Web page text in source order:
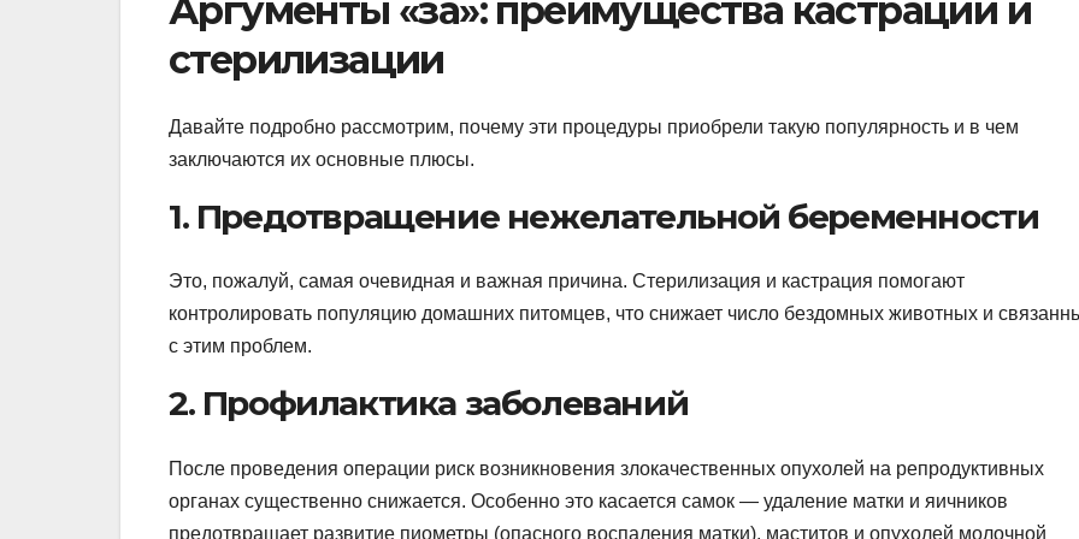
Аргументы «за»: преимущества кастрации и
стерилизации
Давайте подробно рассмотрим, почему эти процедуры приобрели такую популярность и в чем
заключаются их основные плюсы.
1. Предотвращение нежелательной беременности
Это, пожалуй, самая очевидная и важная причина. Стерилизация и кастрация помогают
контролировать популяцию домашних питомцев, что снижает число бездомных животных и
с этим проблем.
2. Профилактика заболеваний
После проведения операции риск возникновения злокачественных опухолей на репродуктивных
органах существенно снижается. Особенно это касается самок — удаление матки и яичников
предотвращает развитие пиометры (опасного воспаления матки), маститов и опухолей молочной